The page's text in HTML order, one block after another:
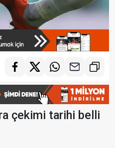
çekimi tarihi belli